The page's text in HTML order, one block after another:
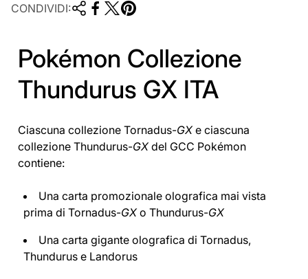
CONDIVIDI:
Pokémon Collezione
Thundurus GX ITA
Ciascuna collezione Tornadus-GXe ciascuna
collezione Thundurus-GXdel GCC Pokémon
contiene:
Una carta promozionale olografica mai vista
prima di Tornadus-GXo Thundurus-GX
Una carta gigante olografica di Tornadus,
Thundurus e Landorus